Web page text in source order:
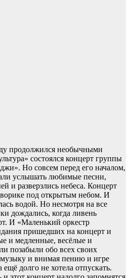
продолжился необычными
состоялся концерт группы
Но совсем перед его началом,
услышать любимые песни,
и разверзлись небеса. Концерт
под открытым небом. И
водой. Но несмотря на все
дождались, когда ливень
И «Маленький оркестр
пришедших на концерт и
и медленные, весёлые и
позабыли обо всех своих
и внимая пению и игре
долго не хотела отпускать.